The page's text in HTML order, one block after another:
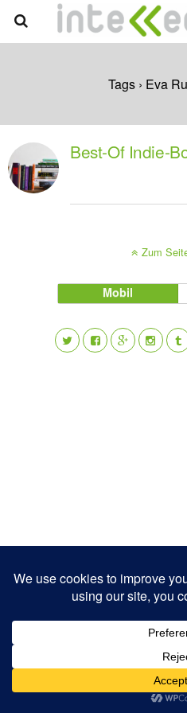
Tags › Eva
Best-Of Indie-
Zum
Mobil